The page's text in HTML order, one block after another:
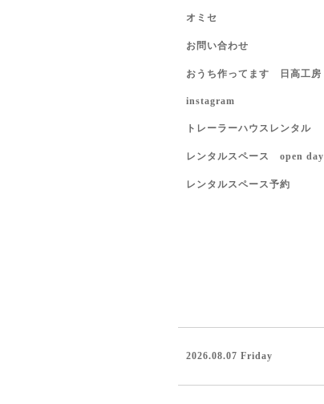
オミセ
お問い合わせ
おうち作ってます 日高工房
instagram
トレーラーハウスレンタル
レンタルスペース open day
レンタルスペース予約
2026.08.07 Friday